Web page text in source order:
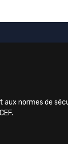
aux normes de